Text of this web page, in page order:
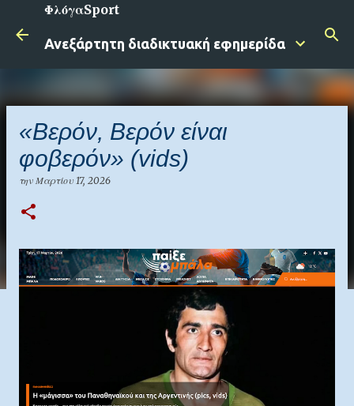
Μετάβαση στο κύριο περιεχόμενο
ΦλόγαSport
Ανεξάρτητη διαδικτυακή εφημερίδα
«Βερόν, Βερόν είναι
φοβερόν» (vids)
την Μαρτίου 17, 2026